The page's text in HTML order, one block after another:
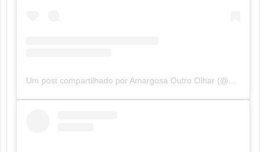
Um post compartilhado por Amargosa Outro Olhar (@amargosaoutroolhar)